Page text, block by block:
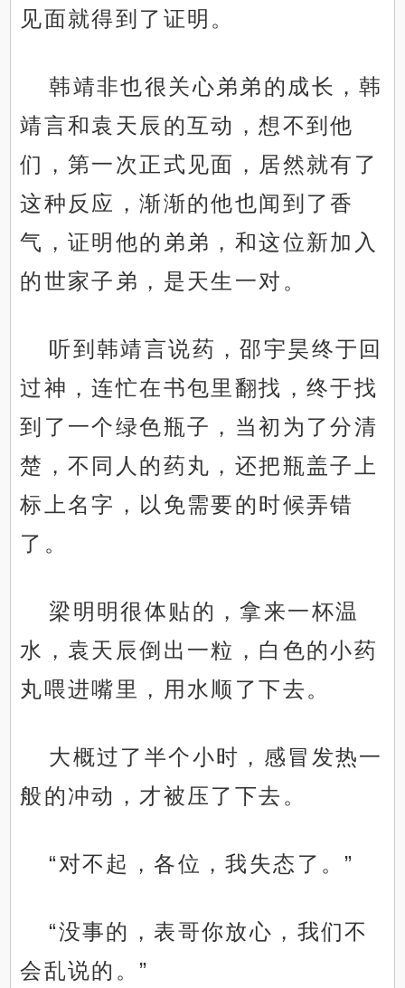
见面就得到了证明。
韩靖非也很关心弟弟的成长，韩
靖言和袁天辰的互动，想不到他
们，第一次正式见面，居然就有了
这种反应，渐渐的他也闻到了香
气，证明他的弟弟，和这位新加入
的世家子弟，是天生一对。
听到韩靖言说药，邵宇昊终于回
过神，连忙在书包里翻找，终于找
到了一个绿色瓶子，当初为了分清
楚，不同人的药丸，还把瓶盖子上
标上名字，以免需要的时候弄错
了。
梁明明很体贴的，拿来一杯温
水，袁天辰倒出一粒，白色的小药
丸喂进嘴里，用水顺了下去。
大概过了半个小时，感冒发热一
般的冲动，才被压了下去。
“对不起，各位，我失态了。”
“没事的，表哥你放心，我们不
会乱说的。”